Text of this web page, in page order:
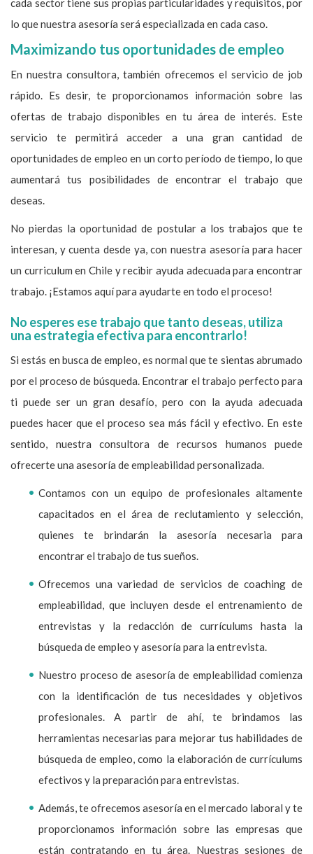
cada sector tiene sus propias particularidades y requisitos, por
lo que nuestra asesoría será especializada en cada caso.
Maximizando tus oportunidades de empleo
En nuestra consultora, también ofrecemos el servicio de job
rápido. Es desir, te proporcionamos información sobre las
ofertas de trabajo disponibles en tu área de interés. Este
servicio te permitirá acceder a una gran cantidad de
oportunidades de empleo en un corto período de tiempo, lo que
aumentará tus posibilidades de encontrar el trabajo que
deseas.
No pierdas la oportunidad de postular a los trabajos que te
interesan, y cuenta desde ya, con nuestra asesoría para hacer
un curriculum en Chile y recibir ayuda adecuada para encontrar
trabajo. ¡Estamos aquí para ayudarte en todo el proceso!
No esperes ese trabajo que tanto deseas, utiliza
una estrategia efectiva para encontrarlo!
Si estás en busca de empleo, es normal que te sientas abrumado
por el proceso de búsqueda. Encontrar el trabajo perfecto para
ti puede ser un gran desafío, pero con la ayuda adecuada
puedes hacer que el proceso sea más fácil y efectivo. En este
sentido, nuestra consultora de recursos humanos puede
ofrecerte una asesoría de empleabilidad personalizada.
Contamos con un equipo de profesionales altamente
capacitados en el área de reclutamiento y selección,
quienes te brindarán la asesoría necesaria para
encontrar el trabajo de tus sueños.
Ofrecemos una variedad de servicios de coaching de
empleabilidad, que incluyen desde el entrenamiento de
entrevistas y la redacción de currículums hasta la
búsqueda de empleo y asesoría para la entrevista.
Nuestro proceso de asesoría de empleabilidad comienza
con la identificación de tus necesidades y objetivos
profesionales. A partir de ahí, te brindamos las
herramientas necesarias para mejorar tus habilidades de
búsqueda de empleo, como la elaboración de currículums
efectivos y la preparación para entrevistas.
Además, te ofrecemos asesoría en el mercado laboral y te
proporcionamos información sobre las empresas que
están contratando en tu área. Nuestras sesiones de